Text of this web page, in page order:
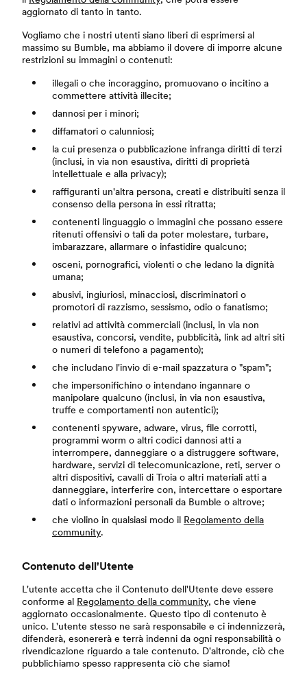
aggiornato di tanto in tanto.
Vogliamo che i nostri utenti siano liberi di esprimersi al
massimo su Bumble, ma abbiamo il dovere di imporre alcune
restrizioni su immagini o contenuti:
illegali o che incoraggino, promuovano o incitino a
commettere attività illecite;
dannosi per i minori;
diffamatori o calunniosi;
la cui presenza o pubblicazione infranga diritti di terzi
(inclusi, in via non esaustiva, diritti di proprietà
intellettuale e alla privacy);
raffiguranti un'altra persona, creati e distribuiti senza il
consenso della persona in essi ritratta;
contenenti linguaggio o immagini che possano essere
ritenuti offensivi o tali da poter molestare, turbare,
imbarazzare, allarmare o infastidire qualcuno;
osceni, pornografici, violenti o che ledano la dignità
umana;
abusivi, ingiuriosi, minacciosi, discriminatori o
promotori di razzismo, sessismo, odio o fanatismo;
relativi ad attività commerciali (inclusi, in via non
esaustiva, concorsi, vendite, pubblicità, link ad altri siti
o numeri di telefono a pagamento);
che includano l'invio di e-mail spazzatura o "spam";
che impersonifichino o intendano ingannare o
manipolare qualcuno (inclusi, in via non esaustiva,
truffe e comportamenti non autentici);
contenenti spyware, adware, virus, file corrotti,
programmi worm o altri codici dannosi atti a
interrompere, danneggiare o a distruggere software,
hardware, servizi di telecomunicazione, reti, server o
altri dispositivi, cavalli di Troia o altri materiali atti a
danneggiare, interferire con, intercettare o esportare
dati o informazioni personali da Bumble o altrove;
che violino in qualsiasi modo il Regolamento della
community.
Contenuto dell'Utente
L'utente accetta che il Contenuto dell'Utente deve essere
conforme al Regolamento della community, che viene
aggiornato occasionalmente. Questo tipo di contenuto è
unico. L'utente stesso ne sarà responsabile e ci indennizzerà,
difenderà, esonererà e terrà indenni da ogni responsabilità o
rivendicazione riguardo a tale contenuto. D'altronde, ciò che
pubblichiamo spesso rappresenta ciò che siamo!